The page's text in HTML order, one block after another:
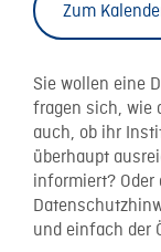
Zum
Sie wollen eine
fragen sich, wie
auch, ob ihr
überhaupt
informiert? Oder
und einfach der